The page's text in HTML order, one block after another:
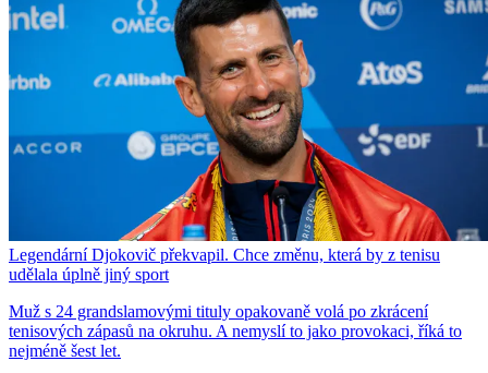
Legendární Djokovič překvapil. Chce změnu, která by z tenisu
udělala úplně jiný sport
Muž s 24 grandslamovými tituly opakovaně volá po zkrácení
tenisových zápasů na okruhu. A nemyslí to jako provokaci, říká to
nejméně šest let.